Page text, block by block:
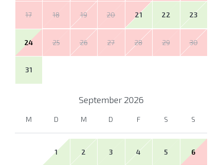
17 18 19 20 21 22 23
24 25 26 27 28 29 30
31
September 2026
M D M D F S S
1 2 3 4 5 6